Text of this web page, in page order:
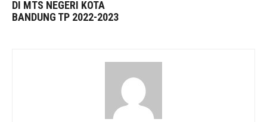
DI MTS NEGERI KOTA
BANDUNG TP 2022-2023